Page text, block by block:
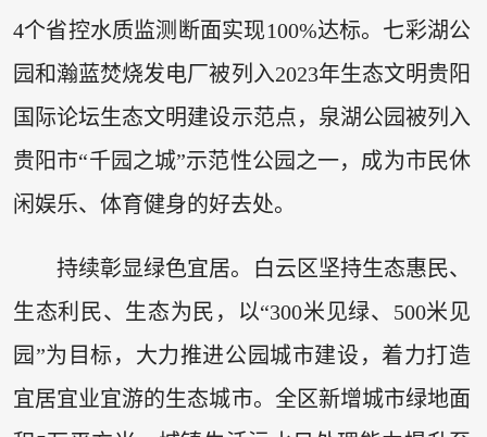
4个省控水质监测断面实现100%达标。七彩湖公
园和瀚蓝焚烧发电厂被列入2023年生态文明贵阳
国际论坛生态文明建设示范点，泉湖公园被列入
贵阳市“千园之城”示范性公园之一，成为市民休
闲娱乐、体育健身的好去处。
持续彰显绿色宜居。白云区坚持生态惠民、
生态利民、生态为民，以“300米见绿、500米见
园”为目标，大力推进公园城市建设，着力打造
宜居宜业宜游的生态城市。全区新增城市绿地面